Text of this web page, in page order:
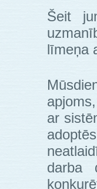
Šeit
līmeņa
ar
darba